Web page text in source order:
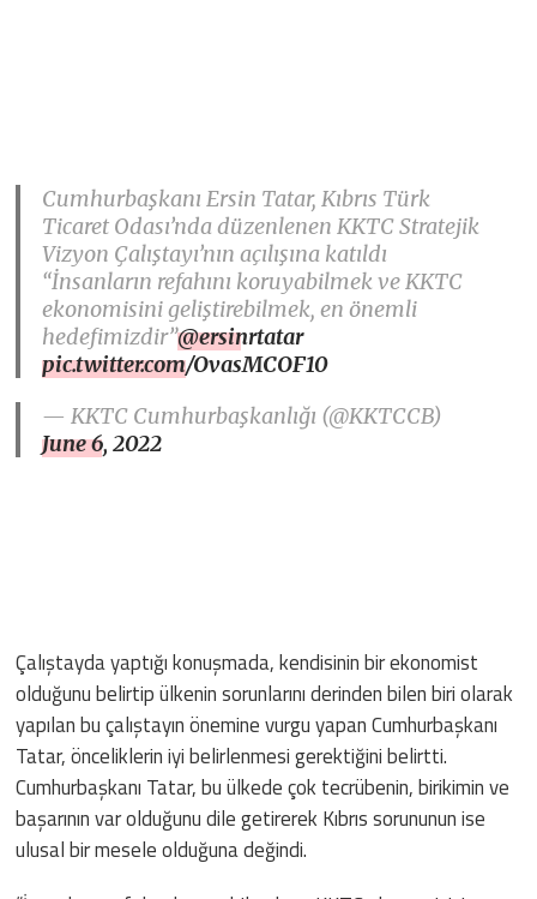
Cumhurbaşkanı Ersin Tatar, Kıbrıs Türk
Ticaret Odası’nda düzenlenen KKTC Stratejik
Vizyon Çalıştayı’nın açılışına katıldı
“İnsanların refahını koruyabilmek ve KKTC
ekonomisini geliştirebilmek, en önemli
hedefimizdir”@ersinrtatar
pic.twitter.com/OvasMCOF10
— KKTC Cumhurbaşkanlığı (@KKTCCB)
June 6, 2022
Çalıştayda yaptığı konuşmada, kendisinin bir ekonomist
olduğunu belirtip ülkenin sorunlarını derinden bilen biri olarak
yapılan bu çalıştayın önemine vurgu yapan Cumhurbaşkanı
Tatar, önceliklerin iyi belirlenmesi gerektiğini belirtti.
Cumhurbaşkanı Tatar, bu ülkede çok tecrübenin, birikimin ve
başarının var olduğunu dile getirerek Kıbrıs sorununun ise
ulusal bir mesele olduğuna değindi.